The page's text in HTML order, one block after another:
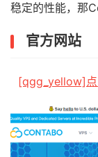
稳定的性能，那
官方网站
[qgg_yellow]